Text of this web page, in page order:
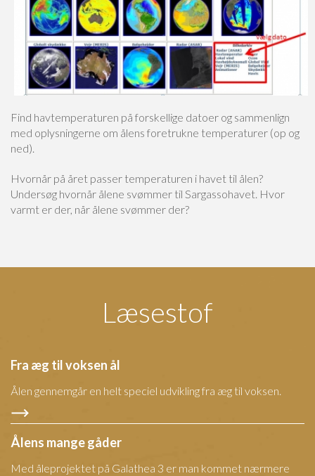
Find havtemperaturen på forskellige datoer og sammenlign
med oplysningerne om ålens foretrukne temperaturer (op og
ned).
Hvornår på året passer temperaturen i havet til ålen?
Undersøg hvornår ålene svømmer til Sargassohavet. Hvor
varmt er der, når ålene svømmer der?
Læsestof
Fra æg til voksen ål
Ålen gennemgår en helt speciel udvikling fra æg til voksen.
Ålens mange gåder
Med åleprojektet på Galathea 3 er man kommet nærmere